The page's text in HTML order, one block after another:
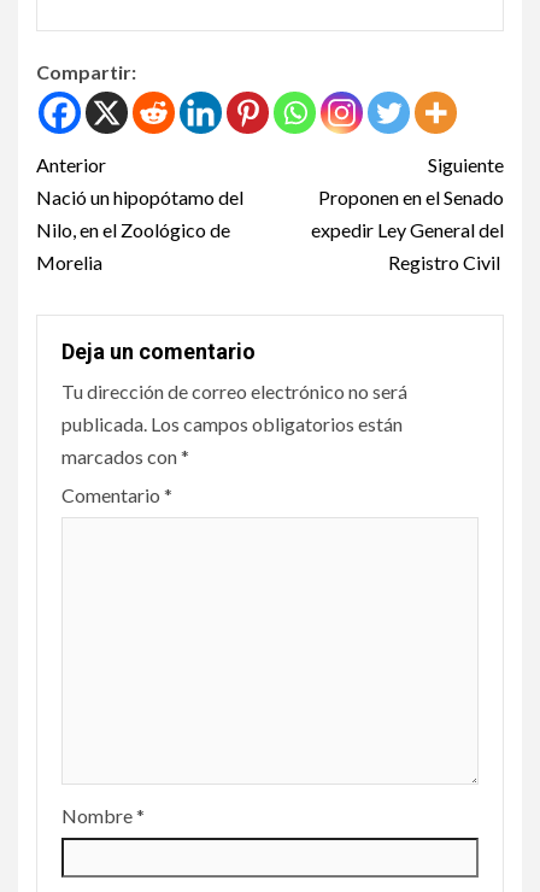
Compartir:
Anterior
Nació un hipopótamo del
Nilo, en el Zoológico de
Morelia
Siguiente
Proponen en el Senado
expedir Ley General del
Registro Civil
Deja un comentario
Tu dirección de correo electrónico no será
publicada. Los campos obligatorios están
marcados con*
Comentario *
Nombre*